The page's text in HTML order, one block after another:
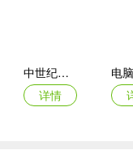
中世纪战地模拟器高仿版(战场模拟游戏)
详情